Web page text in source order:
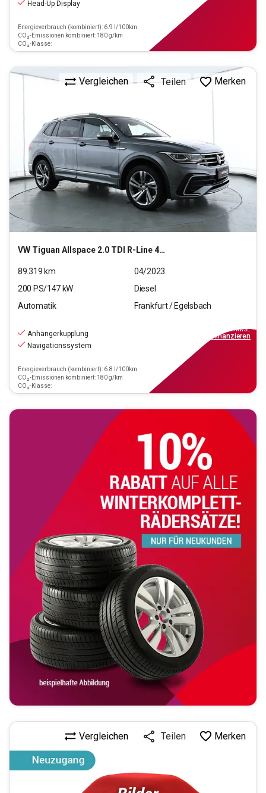
Head-Up Display
Energieverbrauch (kombiniert): 6.9 l/100km
CO₂-Emissionen kombiniert: 180 g/km
CO₂-Klasse:
VW Tiguan Allspace 2.0 TDI R-Line 4Motion (EURO 6d)
Vergleichen Teilen Merken
89.319 km
04/2023
200 PS/147 kW
Diesel
Automatik
Frankfurt / Egelsbach
Anhängerkupplung
Navigationssystem
Energieverbrauch (kombiniert): 6.8 l/100km
CO₂-Emissionen kombiniert: 180 g/km
CO₂-Klasse:
inkl.MwSt.
finanzieren
Vergleichen Teilen Merken